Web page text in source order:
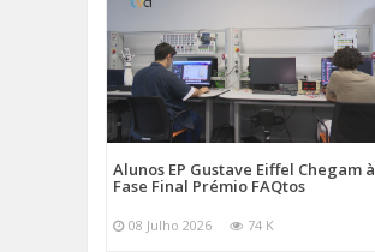
Alunos EP Gustave Eiffel Chegam à
Fase Final Prémio FAQtos
08 Julho 2026 74 K